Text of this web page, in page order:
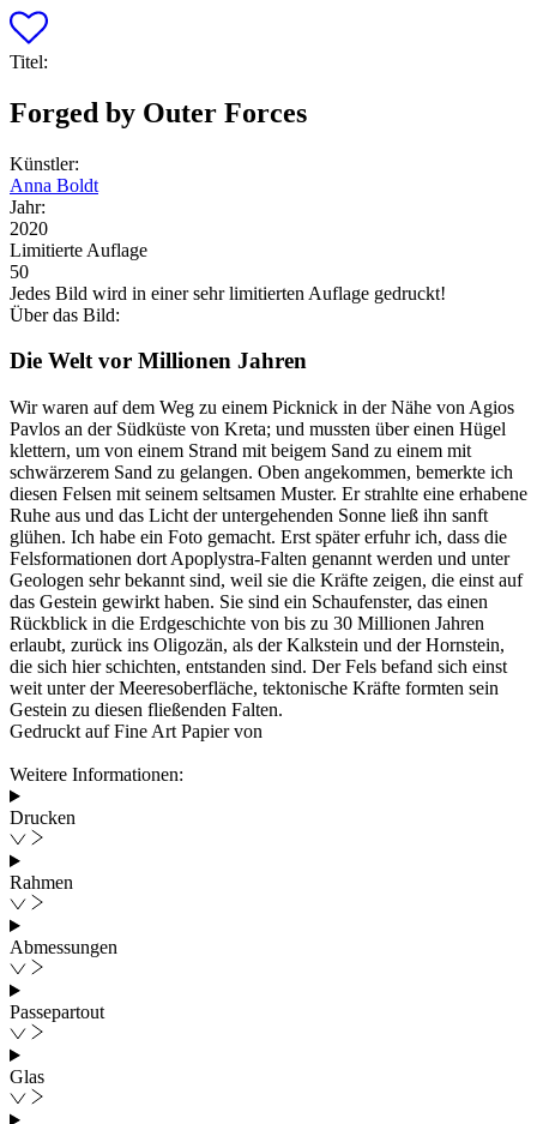
Titel:
Forged by Outer Forces
Künstler:
Anna Boldt
Jahr:
2020
Limitierte Auflage
50
Jedes Bild wird in einer sehr limitierten Auflage gedruckt!
Über das Bild:
Die Welt vor Millionen Jahren
Wir waren auf dem Weg zu einem Picknick in der Nähe von Agios
Pavlos an der Südküste von Kreta; und mussten über einen Hügel
klettern, um von einem Strand mit beigem Sand zu einem mit
schwärzerem Sand zu gelangen. Oben angekommen, bemerkte ich
diesen Felsen mit seinem seltsamen Muster. Er strahlte eine erhabene
Ruhe aus und das Licht der untergehenden Sonne ließ ihn sanft
glühen. Ich habe ein Foto gemacht. Erst später erfuhr ich, dass die
Felsformationen dort Apoplystra-Falten genannt werden und unter
Geologen sehr bekannt sind, weil sie die Kräfte zeigen, die einst auf
das Gestein gewirkt haben. Sie sind ein Schaufenster, das einen
Rückblick in die Erdgeschichte von bis zu 30 Millionen Jahren
erlaubt, zurück ins Oligozän, als der Kalkstein und der Hornstein,
die sich hier schichten, entstanden sind. Der Fels befand sich einst
weit unter der Meeresoberfläche, tektonische Kräfte formten sein
Gestein zu diesen fließenden Falten.
Gedruckt auf Fine Art Papier von
Weitere Informationen:
Drucken
Rahmen
Abmessungen
Passepartout
Glas